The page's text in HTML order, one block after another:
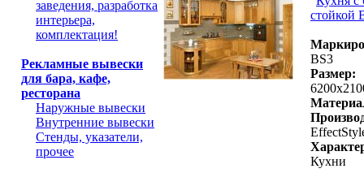
заведения, разработка
интерьера,
комплектация!
Рекламные вывески
для бара, кафе,
ресторана
Наружные вывески
Внутренние вывески
Стенды, указатели,
прочее
стойкой
BS3
Размер:
Кухни